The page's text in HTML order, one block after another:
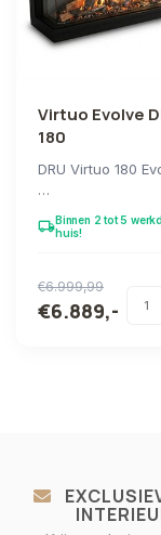
Virtuo Evolve
180
DRU Virtuo 180
haarden Virtuo
local_shippingBinnen 2 tot 5
huis!
€6.999,99
€6.889,-